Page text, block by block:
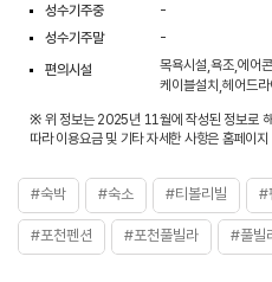
성수기주중
-
성수기주말
-
편의시설
목욕시설,욕조,에어
케이블설치,헤어드라
※ 위 정보는 2025년 11월에 작성된 정보로
따라 이용요금 및 기타 자세한 사항은 홈페이
#숙박 #숙소 #티볼리빌 #
#포천펜션 #포천풀빌라 #풀빌